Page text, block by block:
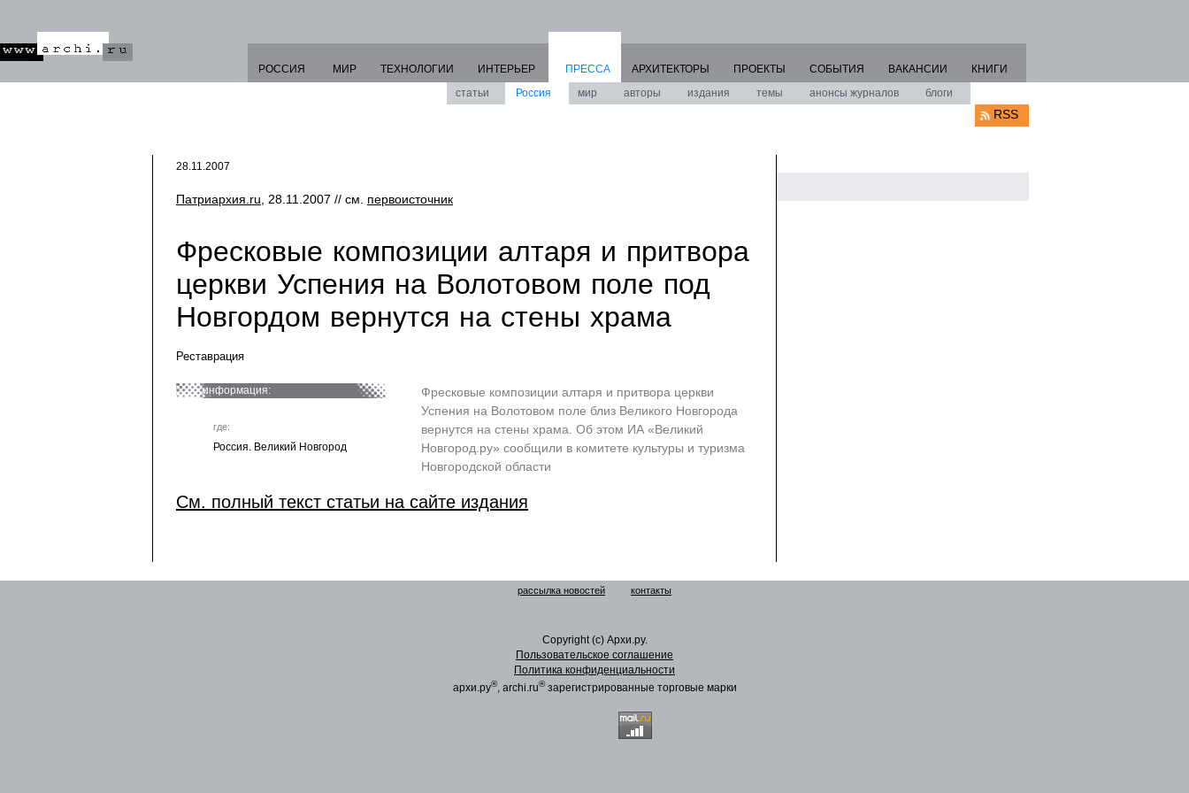
РОССИЯ МИР ТЕХНОЛОГИИ ИНТЕРЬЕР
ПРЕССА
статьи
Россия мир авторы издания темы анонсы журналов блоги
АРХИТЕКТОРЫ ПРОЕКТЫ СОБЫТИЯ ВАКАНСИИ КНИГИ
RSS
28.11.2007
Патриархия.ru , 28.11.2007 // см. первоисточник
Фресковые композиции алтаря и притвора
церкви Успения на Волотовом поле под
Новгордом вернутся на стены храма
Реставрация
информация:
где:
Россия. Великий Новгород
Фресковые композиции алтаря и притвора церкви
Успения на Волотовом поле близ Великого Новгорода
вернутся на стены храма. Об этом ИА «Великий
Новгород.ру» сообщили в комитете культуры и туризма
Новгородской области
См. полный текст статьи на сайте издания
рассылка новостей контакты
Copyright (c) Архи.ру.
Пользовательское соглашение
Политика конфиденциальности
архи.ру®, archi.ru®зарегистрированные торговые марки